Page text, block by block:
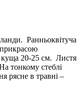
Ранньоквітуча
прикрасою
куща 20-25 см. Листя
тонкому стеблі
рясне в травні –